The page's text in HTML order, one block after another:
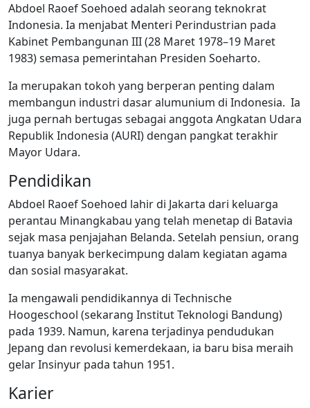
Abdoel Raoef Soehoed adalah seorang teknokrat
Indonesia. Ia menjabat Menteri Perindustrian pada
Kabinet Pembangunan III (28 Maret 1978–19 Maret
1983) semasa pemerintahan Presiden Soeharto.
Ia merupakan tokoh yang berperan penting dalam
membangun industri dasar alumunium di Indonesia. Ia
juga pernah bertugas sebagai anggota Angkatan Udara
Republik Indonesia (AURI) dengan pangkat terakhir
Mayor Udara.
Pendidikan
Abdoel Raoef Soehoed lahir di Jakarta dari keluarga
perantau Minangkabau yang telah menetap di Batavia
sejak masa penjajahan Belanda. Setelah pensiun, orang
tuanya banyak berkecimpung dalam kegiatan agama
dan sosial masyarakat.
Ia mengawali pendidikannya di Technische
Hoogeschool (sekarang Institut Teknologi Bandung)
pada 1939. Namun, karena terjadinya pendudukan
Jepang dan revolusi kemerdekaan, ia baru bisa meraih
gelar Insinyur pada tahun 1951.
Karier